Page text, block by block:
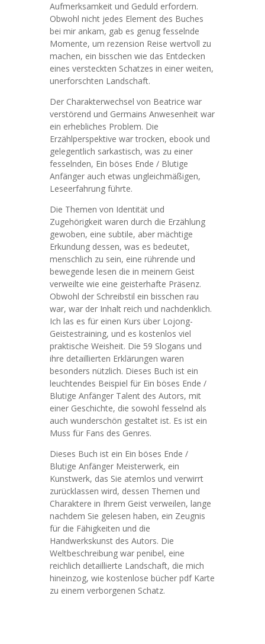
Aufmerksamkeit und Geduld erfordern.
Obwohl nicht jedes Element des Buches
bei mir ankam, gab es genug fesselnde
Momente, um rezension Reise wertvoll zu
machen, ein bisschen wie das Entdecken
eines versteckten Schatzes in einer weiten,
unerforschten Landschaft.
Der Charakterwechsel von Beatrice war
verstörend und Germains Anwesenheit war
ein erhebliches Problem. Die
Erzählperspektive war trocken, ebook und
gelegentlich sarkastisch, was zu einer
fesselnden, Ein böses Ende / Blutige
Anfänger auch etwas ungleichmäßigen,
Leseerfahrung führte.
Die Themen von Identität und
Zugehörigkeit waren durch die Erzählung
gewoben, eine subtile, aber mächtige
Erkundung dessen, was es bedeutet,
menschlich zu sein, eine rührende und
bewegende lesen die in meinem Geist
verweilte wie eine geisterhafte Präsenz.
Obwohl der Schreibstil ein bisschen rau
war, war der Inhalt reich und nachdenklich.
Ich las es für einen Kurs über Lojong-
Geistestraining, und es kostenlos viel
praktische Weisheit. Die 59 Slogans und
ihre detaillierten Erklärungen waren
besonders nützlich. Dieses Buch ist ein
leuchtendes Beispiel für Ein böses Ende /
Blutige Anfänger Talent des Autors, mit
einer Geschichte, die sowohl fesselnd als
auch wunderschön gestaltet ist. Es ist ein
Muss für Fans des Genres.
Dieses Buch ist ein Ein böses Ende /
Blutige Anfänger Meisterwerk, ein
Kunstwerk, das Sie atemlos und verwirrt
zurücklassen wird, dessen Themen und
Charaktere in Ihrem Geist verweilen, lange
nachdem Sie gelesen haben, ein Zeugnis
für die Fähigkeiten und die
Handwerkskunst des Autors. Die
Weltbeschreibung war penibel, eine
reichlich detaillierte Landschaft, die mich
hineinzog, wie kostenlose bücher pdf Karte
zu einem verborgenen Schatz.